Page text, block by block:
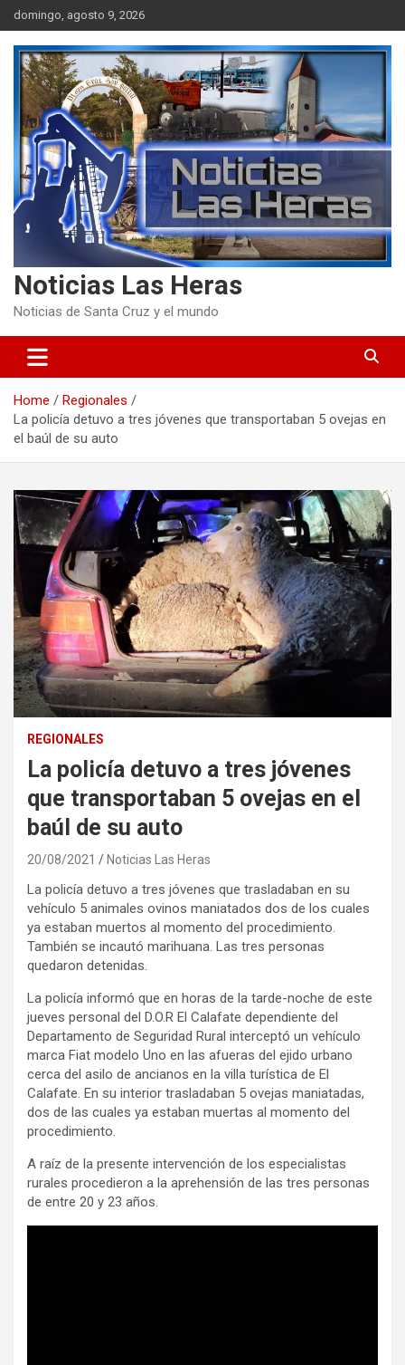
Skip
to
content
domingo, agosto 9, 2026
Noticias Las Heras
Noticias de Santa Cruz y el mundo
Home
Regionales
La policía detuvo a tres jóvenes que transportaban 5 ovejas en
el baúl de su auto
REGIONALES
La policía detuvo a tres jóvenes
que transportaban 5 ovejas en el
baúl de su auto
20/08/2021 Noticias Las Heras
La policía detuvo a tres jóvenes que trasladaban en su
vehículo 5 animales ovinos maniatados dos de los cuales
ya estaban muertos al momento del procedimiento.
También se incautó marihuana. Las tres personas
quedaron detenidas.
La policía informó que en horas de la tarde-noche de este
jueves personal del D.O.R El Calafate dependiente del
Departamento de Seguridad Rural interceptó un vehículo
marca Fiat modelo Uno en las afueras del ejido urbano
cerca del asilo de ancianos en la villa turística de El
Calafate. En su interior trasladaban 5 ovejas maniatadas,
dos de las cuales ya estaban muertas al momento del
procedimiento.
A raíz de la presente intervención de los especialistas
rurales procedieron a la aprehensión de las tres personas
de entre 20 y 23 años.